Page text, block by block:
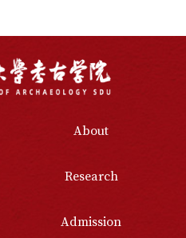
About
Research
Admission